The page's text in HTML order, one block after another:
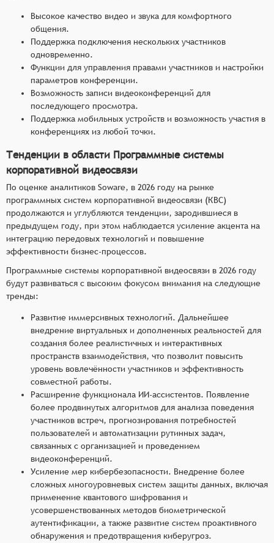
Высокое качество видео и звука для комфортного
общения.
Поддержка подключения нескольких участников
одновременно.
Функции для управления правами участников и настройки
параметров конференции.
Возможность записи видеоконференций для
последующего просмотра.
Поддержка мобильных устройств и возможность участия в
конференциях из любой точки.
Тенденции в области Программные системы
корпоративной видеосвязи
По оценке аналитиков Soware, в 2026 году на рынке
программных систем корпоративной видеосвязи (КВС)
продолжаются и углубляются тенденции, зародившиеся в
предыдущем году, при этом наблюдается усиление акцента на
интеграцию передовых технологий и повышение
эффективности бизнес-процессов.
Программные системы корпоративной видеосвязи в 2026 году
будут развиваться с высоким фокусом внимания на следующие
тренды:
Развитие иммерсивных технологий. Дальнейшее
внедрение виртуальных и дополненных реальностей для
создания более реалистичных и интерактивных
пространств взаимодействия, что позволит повысить
уровень вовлечённости участников и эффективность
совместной работы.
Расширение функционала ИИ-ассистентов. Появление
более продвинутых алгоритмов для анализа поведения
участников встреч, прогнозирования потребностей
пользователей и автоматизации рутинных задач,
связанных с организацией и проведением
видеоконференций.
Усиление мер кибербезопасности. Внедрение более
сложных многоуровневых систем защиты данных, включая
применение квантового шифрования и
усовершенствованных методов биометрической
аутентификации, а также развитие систем проактивного
обнаружения и предотвращения киберугроз.